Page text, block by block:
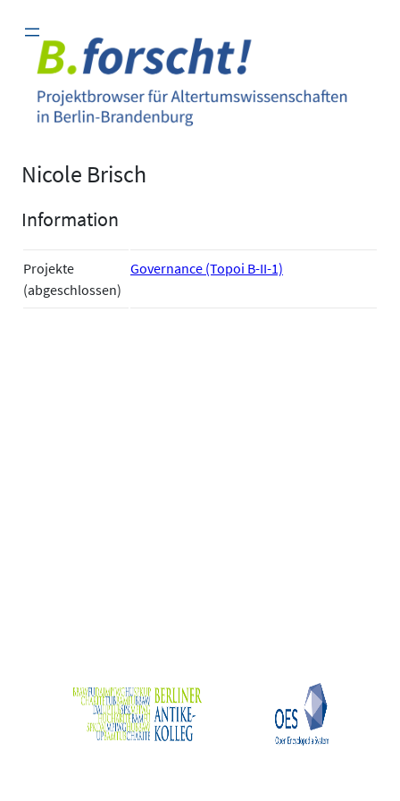
Inhalt
springen
Nicole Brisch
Information
Projekte
(abgeschlossen)
Governance (Topoi B-II-1)